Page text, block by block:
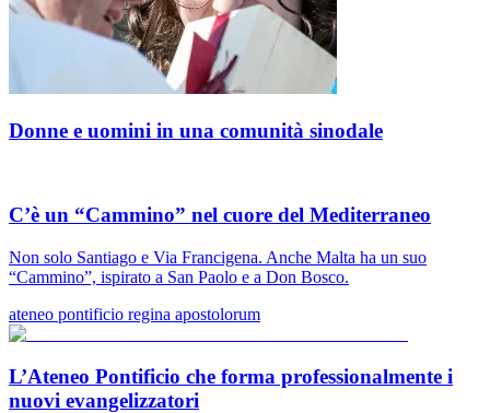
Donne e uomini in una comunità sinodale
C’è un “Cammino” nel cuore del Mediterraneo
Non solo Santiago e Via Francigena. Anche Malta ha un suo
“Cammino”, ispirato a San Paolo e a Don Bosco.
ateneo pontificio regina apostolorum
L’Ateneo Pontificio che forma professionalmente i
nuovi evangelizzatori